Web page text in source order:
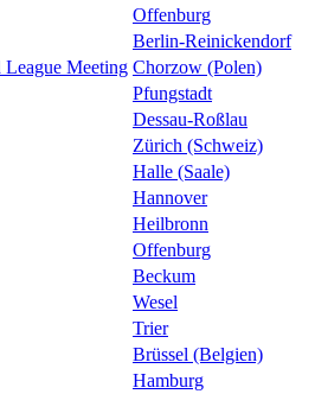
Offenburg
Berlin-Reinickendorf
Meeting Chorzow (Polen)
Pfungstadt
Dessau-Roßlau
Zürich (Schweiz)
Halle (Saale)
Hannover
Heilbronn
Offenburg
Beckum
Wesel
Trier
Brüssel (Belgien)
Hamburg